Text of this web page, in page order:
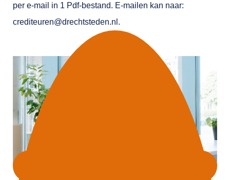
per e-mail in 1 Pdf-bestand. E-mailen kan naar:
crediteuren@drechtsteden.nl.